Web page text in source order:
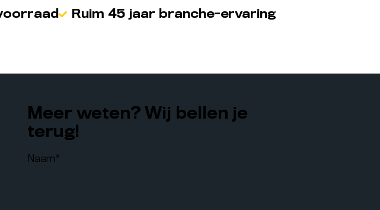
Ruim 45 jaar branche-ervaring
Meer weten? Wij bellen je
terug!
Naam*